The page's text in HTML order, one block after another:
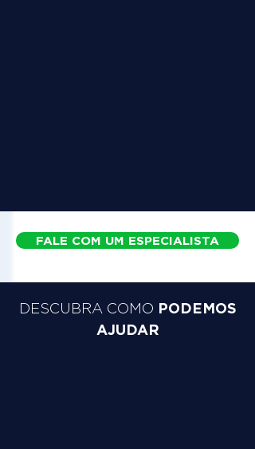
FALE COM UM ESPECIALISTA
DESCUBRA COMO PODEMOS
AJUDAR